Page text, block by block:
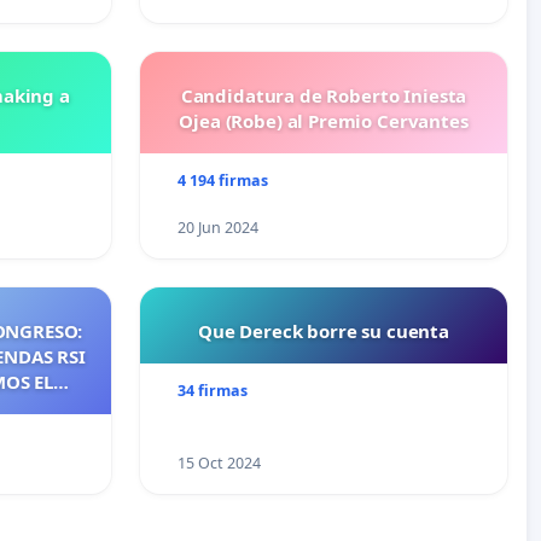
a
Candidatura de Roberto Iniesta
Ojea (Robe) al Premio Cervantes
4 194 firmas
20 Jun 2024
RSI
EL
DE
DE QUE
Que Dereck borre su cuenta
34 firmas
15 Oct 2024